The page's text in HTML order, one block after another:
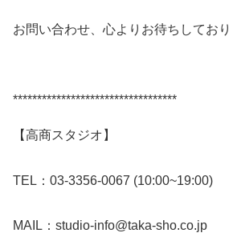
お問い合わせ、心よりお待ちしており
**********************************
【高商スタジオ】
TEL：03-3356-0067 (10:00~19:00)
MAIL：studio-info@taka-sho.co.jp